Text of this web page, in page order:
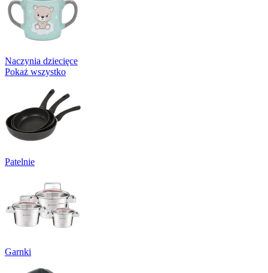
Naczynia dziecięce
Pokaż wszystko
Patelnie
Garnki